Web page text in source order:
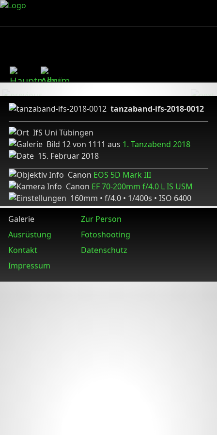
tanzaband-ifs-2018-0012
IfS Uni Tübingen
Bild 12 von 1111 aus 1. Tanzabend 2018
15. Februar 2018
Canon EOS 5D Mark III
Canon EF 70-200mm f/4.0 L IS USM
160mm • f/4.0 • 1/400s • ISO 6400
Galerie
Zur Person
Ausrüstung
Fotoshooting
Kontakt
Datenschutz
Impressum